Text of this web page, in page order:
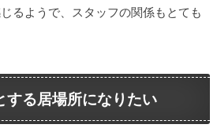
るようで、スタッフの関係もとても
する居場所になりたい